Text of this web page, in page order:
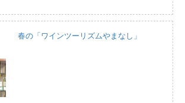
春の「ワインツーリズムやまなし」